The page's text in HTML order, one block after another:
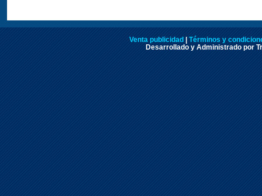
Venta publicidad
Términos y
Desarrollado y Administrado por